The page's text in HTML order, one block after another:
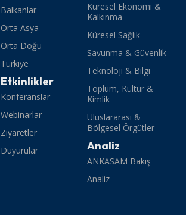
Balkanlar
Orta Asya
Orta Doğu
Türkiye
Etkinlikler
Konferanslar
Webinarlar
Ziyaretler
Duyurular
Küresel Ekonomi &
Kalkınma
Küresel Sağlık
Savunma & Güvenlik
Teknoloji & Bilgi
Toplum, Kültür &
Kimlik
Uluslararası &
Bölgesel Örgütler
Analiz
ANKASAM Bakış
Analiz